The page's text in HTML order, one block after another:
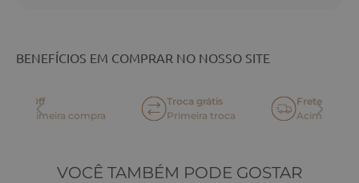
BENEFÍCIOS EM COMPRAR NO NOSSO SITE
Acima de R$ 499,90
Parcelamento até 6x
sem juros no cartão
VOCÊ TAMBÉM PODE GOSTAR